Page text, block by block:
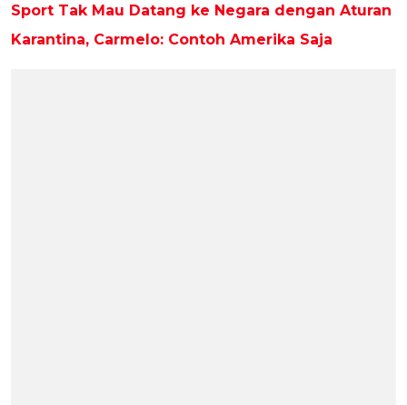
Sport Tak Mau Datang ke Negara dengan Aturan
Karantina, Carmelo: Contoh Amerika Saja